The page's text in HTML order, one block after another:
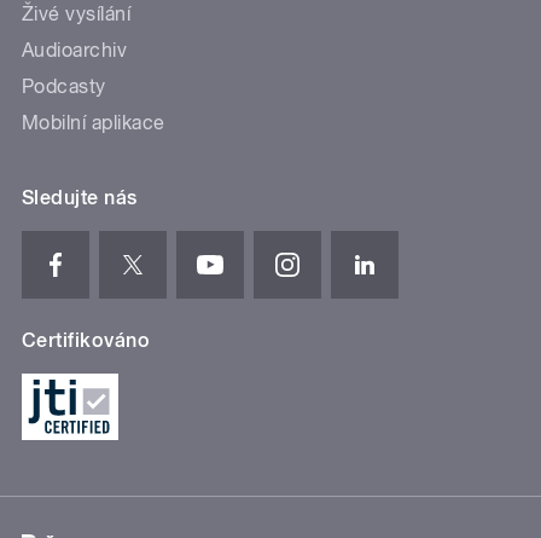
Živé vysílání
Audioarchiv
Podcasty
Mobilní aplikace
Sledujte nás
Certifikováno